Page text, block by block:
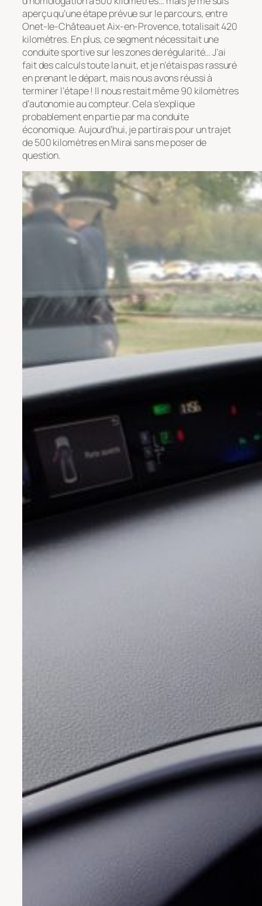
aperçu qu’une étape prévue sur le parcours, entre
Onet-le-Château et Aix-en-Provence, totalisait 420
kilomètres. En plus, ce segment nécessitait une
conduite sportive sur les zones de régularité… J’ai
fait des calculs toute la nuit, et je n’étais pas rassuré
en prenant le départ, mais nous avons réussi à
terminer l’étape ! Il nous restait même 90 kilomètres
d’autonomie au compteur. Cela s’explique
probablement en partie par ma conduite
économique. Aujourd’hui, je partirais pour un trajet
de 500 kilomètres en Mirai sans me poser de
question.